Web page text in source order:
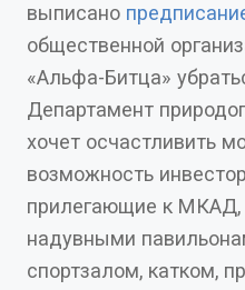
выписано
общественной
«Альфа-Битца»
Департамент
хочет осчастливить
возможность
прилегающие к МКАД,
надувными
спортзалом, катком,